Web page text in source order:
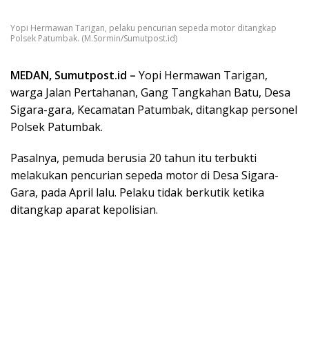
Yopi Hermawan Tarigan, pelaku pencurian sepeda motor ditangkap
Polsek Patumbak. (M.Sormin/Sumutpost.id)
MEDAN, Sumutpost.id – Yopi Hermawan Tarigan,
warga Jalan Pertahanan, Gang Tangkahan Batu, Desa
Sigara-gara, Kecamatan Patumbak, ditangkap personel
Polsek Patumbak.
Pasalnya, pemuda berusia 20 tahun itu terbukti
melakukan pencurian sepeda motor di Desa Sigara-
Gara, pada April lalu. Pelaku tidak berkutik ketika
ditangkap aparat kepolisian.